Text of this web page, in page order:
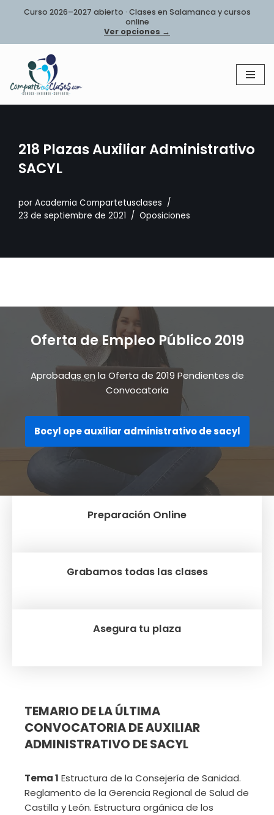
al
contenido
Curso 2026–2027 abierto · Clases en Salamanca y cursos
online
Ver opciones →
218 Plazas Auxiliar Administrativo
SACYL
por Academia Compartetusclases
23 de septiembre de 2021
Oposiciones
Oferta de Empleo Público 2019
Aprobadas en la Oferta de 2019 Pendientes de
Convocatoria
Bocyl ope auxiliar administrativo de sacyl
Preparación Online
Grabamos todas las clases
Asegura tu plaza
TEMARIO DE LA ÚLTIMA
CONVOCATORIA DE AUXILIAR
ADMINISTRATIVO DE SACYL
Tema 1 Estructura de la Consejería de Sanidad.
Reglamento de la Gerencia Regional de Salud de
Castilla y León. Estructura orgánica de los